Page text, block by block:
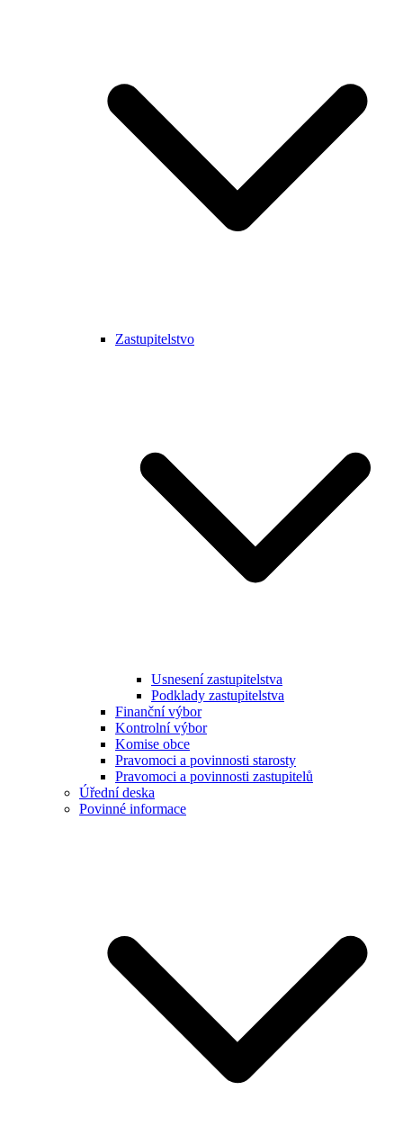
Zastupitelstvo
Usnesení zastupitelstva
Podklady zastupitelstva
Finanční výbor
Kontrolní výbor
Komise obce
Pravomoci a povinnosti starosty
Pravomoci a povinnosti zastupitelů
Úřední deska
Povinné informace